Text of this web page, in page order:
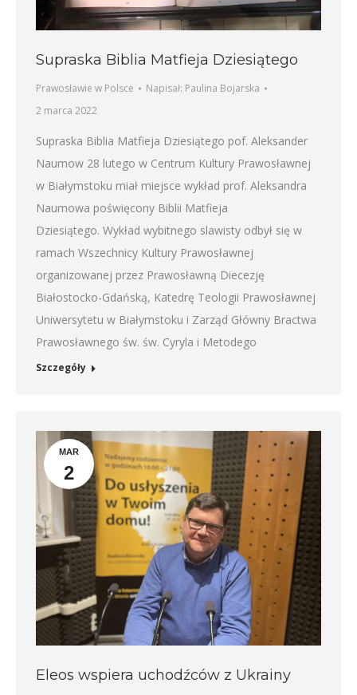
Supraska Biblia Matfieja Dziesiątego
Prawosławie w Polsce Napisał: Paulina Bojarska
2 marca 2022
Supraska Biblia Matfieja Dziesiątego pof. Aleksander
Naumow 28 lutego w Centrum Kultury Prawosławnej
w Białymstoku miał miejsce wykład prof. Aleksandra
Naumowa poświęcony Biblii Matfieja
Dziesiątego. Wykład wybitnego slawisty odbył się w
ramach Wszechnicy Kultury Prawosławnej
organizowanej przez Prawosławną Diecezję
Białostocko-Gdańską, Katedrę Teologii Prawosławnej
Uniwersytetu w Białymstoku i Zarząd Główny Bractwa
Prawosławnego św. św. Cyryla i Metodego
Szczegóły
MAR
2
Eleos wspiera uchodźców z Ukrainy